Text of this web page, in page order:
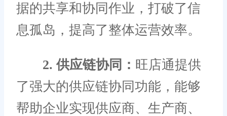
据的共享和协同作业，打破了信
息孤岛，提高了整体运营效率。
2. 供应链协同： 旺店通提供
了强大的供应链协同功能，能够
帮助企业实现供应商、生产商、